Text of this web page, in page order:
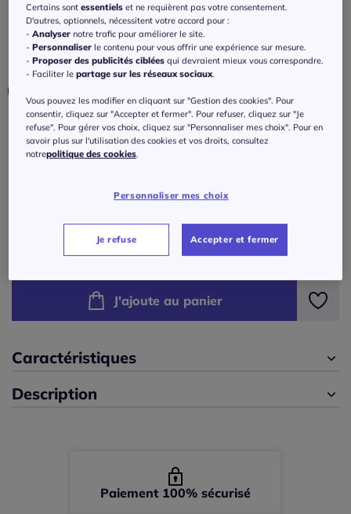
Réf : 699.484.069 3.7 /5- 9avis
Couleur :taupe
Choisir une couleur :
Taille :
En stock
En stock
44 -En stock
46 -En stock
J'ajoute au panier
Caractéristiques
Description
Paiement 100% sécurisé
Certains sontessentiels et ne requièrent pas votre consentement.
D'autres, optionnels, nécessitent votre accord pour :
-Analyser notre trafic pour améliorer le site.
-Personnaliser le contenu pour vous offrir une expérience sur mesure.
-Proposer des publicités ciblées qui devraient mieux vous correspondre.
- Faciliter lepartage sur les réseaux sociaux
Vous pouvez les modifier en cliquant sur "Gestion des cookies". Pour
consentir, cliquez sur "Accepter et fermer". Pour refuser, cliquez sur "Je
refuse". Pour gérer vos choix, cliquez sur "Personnaliser mes choix". Pour en
savoir plus sur l'utilisation des cookies et vos droits, consultez
notrepolitique des cookies
Personnaliser mes choix
Je refuse Accepter et fermer